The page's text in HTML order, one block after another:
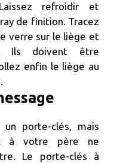
refroidir et
de finition. Tracez
verre sur le liège et
Ils doivent être
enfin le liège au
porte-clés, mais
à votre père ne
Le porte-clés à